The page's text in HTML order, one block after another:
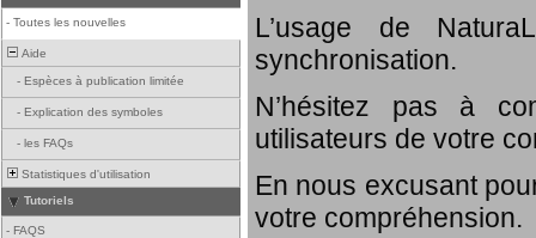
- Toutes les nouvelles
Aide
- Espèces à publication limitée
- Explication des symboles
- les FAQs
Statistiques d'utilisation
Tutoriels
- FAQS
L’usage de
synchronisation.
N’hésitez pas à
utilisateurs de votre
En nous excusant
votre compréhension.